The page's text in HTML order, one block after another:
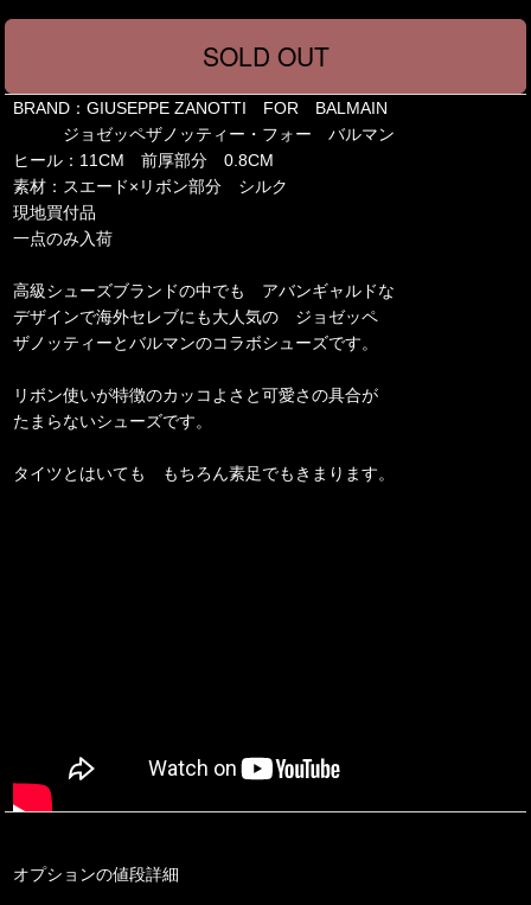
BRAND：GIUSEPPE ZANOTTI FOR BALMAIN
ジョゼッペザノッティー・フォー バルマン
ヒール：11CM 前厚部分 0.8CM
素材：スエード×リボン部分 シルク
現地買付品
一点のみ入荷
高級シューズブランドの中でも アバンギャルドな
デザインで海外セレブにも大人気の ジョゼッペ
ザノッティーとバルマンのコラボシューズです。
リボン使いが特徴のカッコよさと可愛さの具合が
たまらないシューズです。
タイツとはいても もちろん素足でもきまります。
オプションの値段詳細